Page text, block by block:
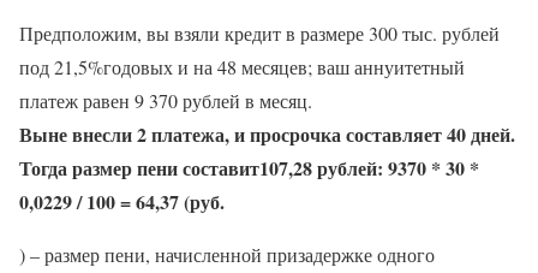
Предположим, вы взяли кредит в размере 300 тыс. рублей
под 21,5%годовых и на 48 месяцев; ваш аннуитетный
платеж равен 9 370 рублей в месяц.
Выне внесли 2 платежа, и просрочка составляет 40 дней.
Тогда размер пени составит107,28 рублей: 9370 * 30 *
0,0229 / 100 = 64,37 (руб.
) – размер пени, начисленной призадержке одного